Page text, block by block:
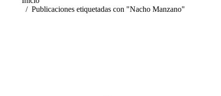
Publicaciones etiquetadas con "Nacho Manzano"